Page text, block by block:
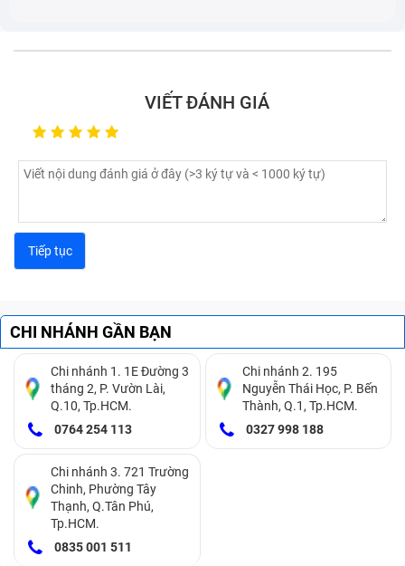
Điện thoại Black Shark 4/4 Pro
Những dấu hiệu nhận biết cần thay
màn hình Xiaomi Black Shark 4/4 Pro
Có một số dấu hiệu và triệu chứng mà người dùng có
thể nhận biết khi cần phải thay màn hình Black Shark
4/4 Pro. Dưới đây là một số dấu hiệu phổ biến:
Nếu màn hình của bạn bị trầy xước nặng hoặc kính
màn hình đã vỡ, đây là một dấu hiệu rõ ràng rằng
VIẾT ĐÁNH GIÁ
CHI NHÁNH GẦN BẠN
Chi nhánh 1. 1E Đường 3
tháng 2, P. Vườn Lài,
Q.10, Tp.HCM.
0764 254 113
Chi nhánh 2. 195
Nguyễn Thái Học, P. Bến
Thành, Q.1, Tp.HCM.
0327 998 188
Chi nhánh 3. 721 Trường
Chinh, Phường Tây
Thạnh, Q.Tân Phú,
Tp.HCM.
0835 001 511